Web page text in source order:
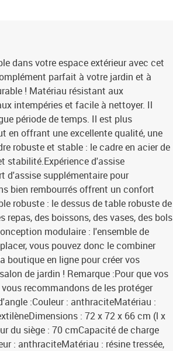
dans votre espace extérieur avec cet
parfait à votre jardin et à
! Matériau résistant aux
intempéries et facile à nettoyer. Il
période de temps. Il est plus
en offrant une excellente qualité, une
robuste et stable : le cadre en acier de
stabilité.Expérience d'assise
d'assise supplémentaire pour
bien rembourrés offrent un confort
robuste : le dessus de table robuste de
des boissons, des vases, des bols
modulaire : l'ensemble de
vous pouvez donc le combiner
boutique en ligne pour créer vos
de jardin ! Remarque :Pour que vos
recommandons de les protéger
:Couleur : anthraciteMatériau :
: 72 x 72 x 66 cm (l x
du siège : 70 cmCapacité de charge
: anthraciteMatériau : résine tressée,